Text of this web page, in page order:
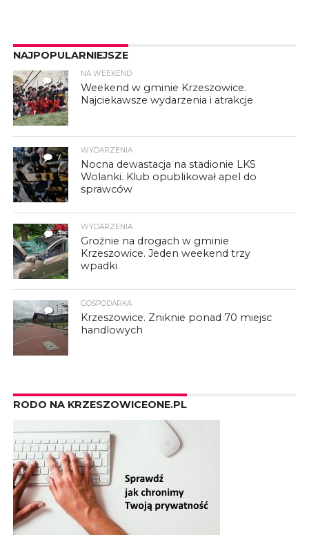
NAJPOPULARNIEJSZE
4
NA WEEKEND
Weekend w gminie Krzeszowice.
Najciekawsze wydarzenia i atrakcje
7
WYDARZENIA
Nocna dewastacja na stadionie LKS
Wolanki. Klub opublikował apel do
sprawców
3
WYDARZENIA
Groźnie na drogach w gminie
Krzeszowice. Jeden weekend trzy
wpadki
3
GOSPODARKA
Krzeszowice. Zniknie ponad 70 miejsc
handlowych
RODO NA KRZESZOWICEONE.PL